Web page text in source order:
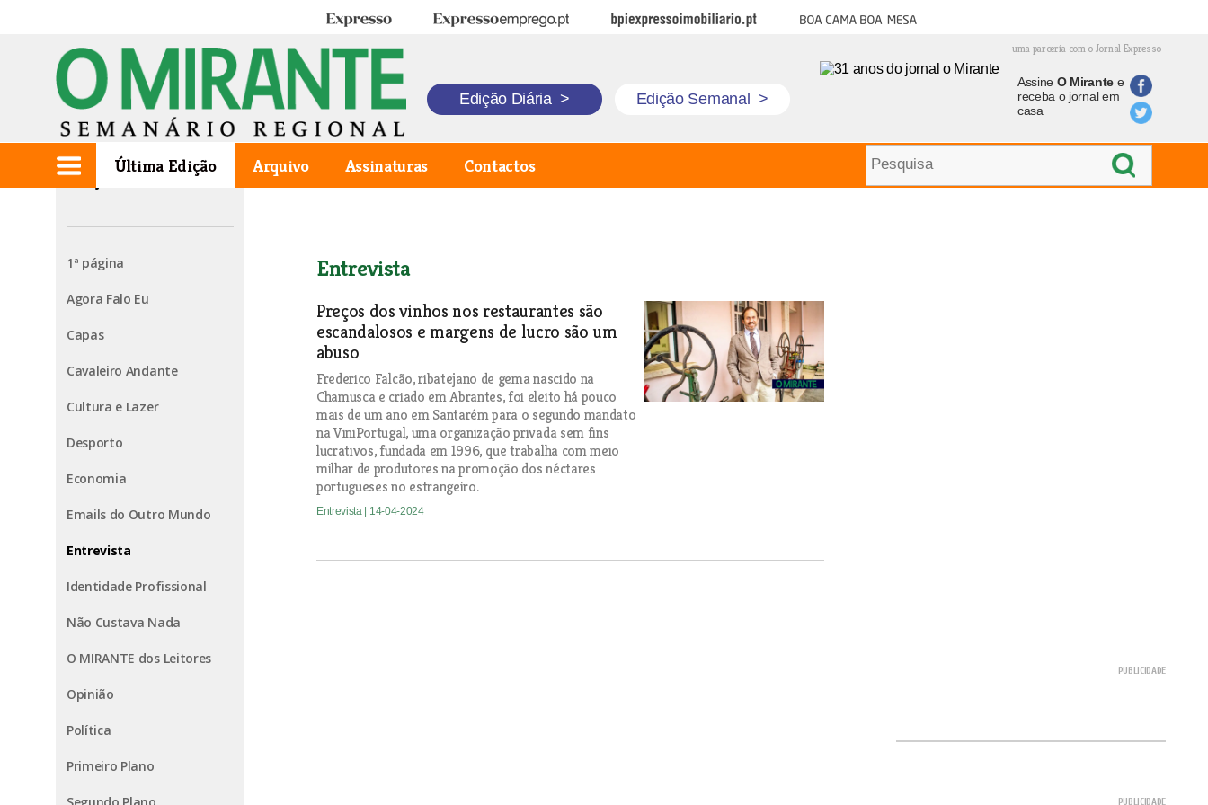
Expresso Expresso Emprego BPI Expresso Imobiliário Boa cama boa mesa
uma parceria com o Jornal Expresso
Edição Diária > Edição Semanal >
Assine O Mirantee
receba o jornal em
casa
Última Edição Arquivo Assinaturas Contactos
Edição de 2024.04.11
1ª página
Agora Falo Eu
Capas
Cavaleiro Andante
Cultura e Lazer
Desporto
Economia
Emails do Outro Mundo
Entrevista
Identidade Profissional
Não Custava Nada
O MIRANTE dos Leitores
Opinião
Política
Primeiro Plano
Entrevista
Preços dos vinhos nos restaurantes são
escandalosos e margens de lucro são um
abuso
Frederico Falcão, ribatejano de gema nascido na
Chamusca e criado em Abrantes, foi eleito há pouco
mais de um ano em Santarém para o segundo mandato
na ViniPortugal, uma organização privada sem fins
lucrativos, fundada em 1996, que trabalha com meio
milhar de produtores na promoção dos néctares
portugueses no estrangeiro.
Entrevista | 14-04-2024